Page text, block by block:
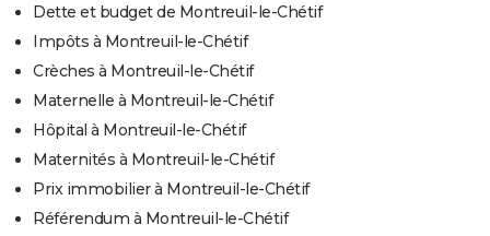
Dette et budget de Montreuil-le-Chétif
Impôts à Montreuil-le-Chétif
Crèches à Montreuil-le-Chétif
Maternelle à Montreuil-le-Chétif
Hôpital à Montreuil-le-Chétif
Maternités à Montreuil-le-Chétif
Prix immobilier à Montreuil-le-Chétif
Référendum à Montreuil-le-Chétif